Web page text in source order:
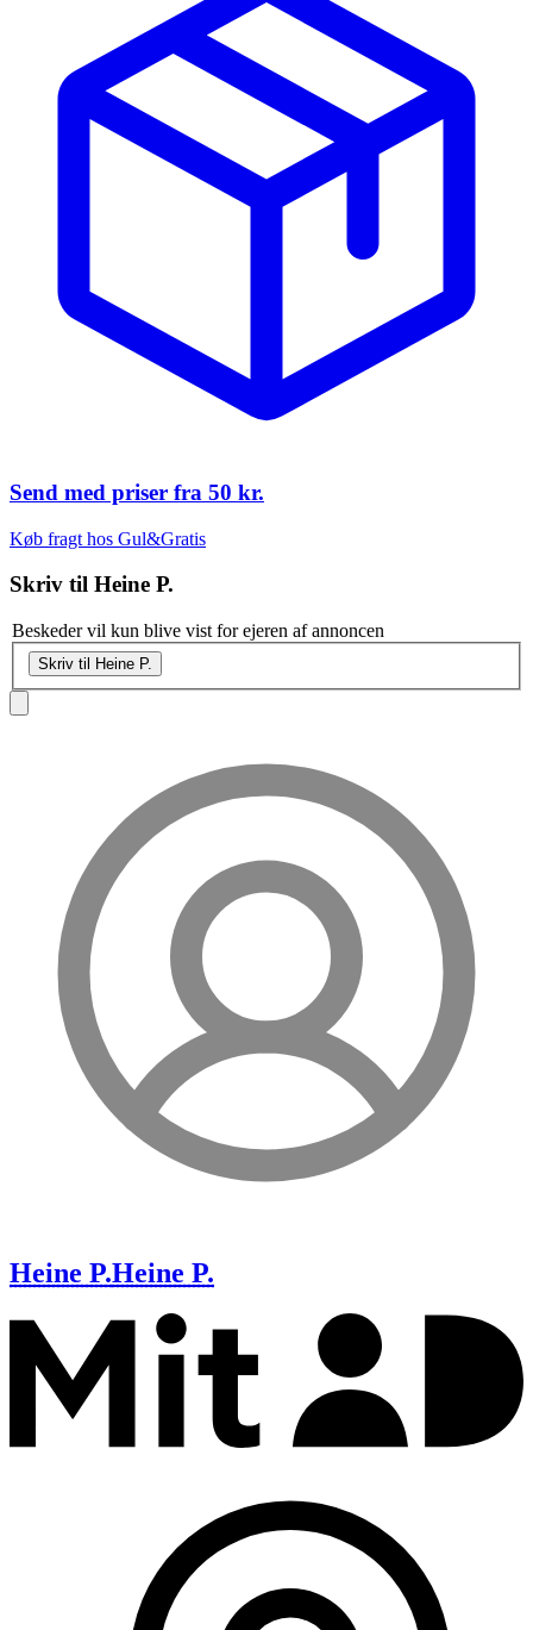
Send med priser fra 50 kr.
Køb fragt hos Gul&Gratis
Skriv til Heine P.
Beskeder vil kun blive vist for ejeren af annoncen
Skriv til Heine P.
Heine P.Heine P.